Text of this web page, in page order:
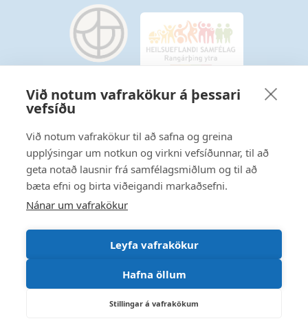
Við notum vafrakökur á þessari
vefsíðu
Við notum vafrakökur til að safna og greina
upplýsingar um notkun og virkni vefsíðunnar, til að
geta notað lausnir frá samfélagsmiðlum og til að
bæta efni og birta viðeigandi markaðsefni.
Nánar um vafrakökur
Leyfa vafrakökur
Hafna öllum
Stillingar á vafrakökum
Starfsmannavefur
Hafðu samband
Ritstjórnarstefna
Fylgstu með á Facebook